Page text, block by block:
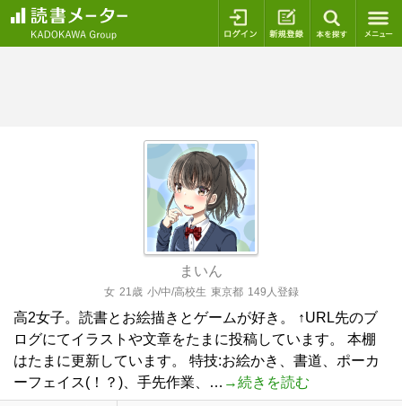
ログイン 新規登録
まいん
女 21歳 小/中/高校生 東京都 149人登録
高2女子。読書とお絵描きとゲームが好き。 ↑URL先のブ
ログにてイラストや文章をたまに投稿しています。 本棚
はたまに更新しています。 特技:お絵かき、書道、ポーカ
ーフェイス(！？)、手先作業、… →続きを読む